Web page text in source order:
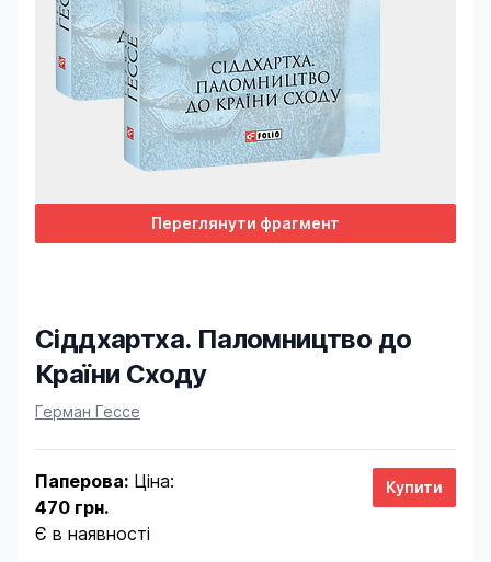
Переглянути фрагмент
Сіддхартха. Паломництво до
Країни Сходу
Product information
Герман Гессе
Паперова: Ціна:
470 грн.
Є в наявності